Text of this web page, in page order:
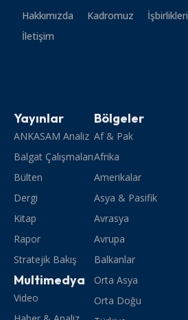
Hakkımızda Kadromuz İşbirlikleri
İletişim
Yayınlar
ANKASAM Analiz
Balgat Çalışmaları
Bülten
Dergi
Kitap
Rapor
Stratejik Bakış
Multimedya
Video
Bölgeler
Af & Pak
Afrika
Amerikalar
Asya & Pasifik
Avrasya
Avrupa
Balkanlar
Orta Asya
Orta Doğu